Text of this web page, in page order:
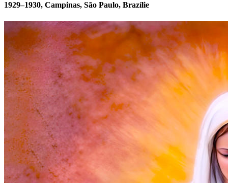
1929–1930, Campinas, São Paulo, Brazílie